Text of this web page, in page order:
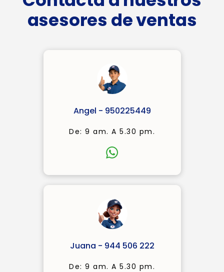
asesores de ventas
Angel - 950225449
De: 9 am. A 5.30 pm.
Juana - 944 506 222
De: 9 am. A 5.30 pm.